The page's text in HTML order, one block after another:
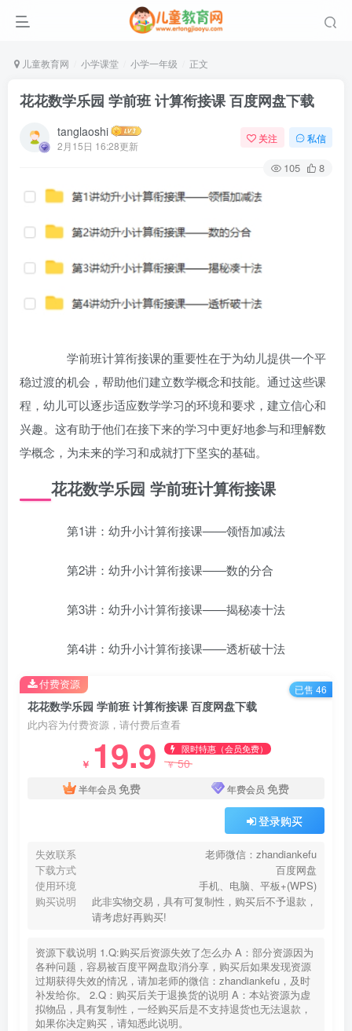
儿童教育网 小学课堂 小学一年级 正文
花花数学乐园 学前班 计算衔接课 百度网盘下载
tanglaoshi
2月15日 16:28更新
关注 私信
105 8
学前班计算衔接课的重要性在于为幼儿提供一个平
稳过渡的机会，帮助他们建立数学概念和技能。通过这些课
程，幼儿可以逐步适应数学学习的环境和要求，建立信心和
兴趣。这有助于他们在接下来的学习中更好地参与和理解数
学概念，为未来的学习和成就打下坚实的基础。
花花数学乐园 学前班计算衔接课
第1讲：幼升小计算衔接课——领悟加减法
第2讲：幼升小计算衔接课——数的分合
第3讲：幼升小计算衔接课——揭秘凑十法
第4讲：幼升小计算衔接课——透析破十法
花花数学乐园 学前班 计算衔接课 百度网盘下载
此内容为付费资源，请付费后查看
￥ 19.9 限时特惠（会员免费）
￥50
半年会员 免费 年费会员 免费
登录购买
失效联系
老师微信：zhandiankefu
下载方式
百度网盘
使用环境
手机、电脑、平板+(WPS)
购买说明
此非实物交易，具有可复制性，购买后不予退款，
请考虑好再购买!
资源下载说明 1.Q:购买后资源失效了怎么办 A：部分资源因为
各种问题，容易被百度平网盘取消分享，购买后如果发现资源
过期获得失效的情况，请加老师的微信：zhandiankefu，及时
补发给你。 2.Q：购买后关于退换货的说明 A：本站资源为虚
拟物品，具有复制性，一经购买后是不支持退货也无法退款，
如果你决定购买，请知悉此说明。
付费资源 已售 46